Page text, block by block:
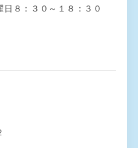
日８：３０～１８：３０